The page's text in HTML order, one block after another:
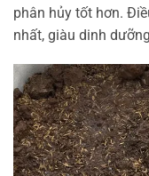
phân hủy tốt hơn.
nhất, giàu dinh